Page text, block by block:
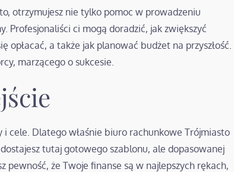
otrzymujesz nie tylko pomoc w prowadzeniu
Profesjonaliści ci mogą doradzić, jak zwiększyć
opłacać, a także jak planować budżet na przyszłość.
marzącego o sukcesie.
cele. Dlatego właśnie biuro rachunkowe Trójmiasto
tutaj gotowego szablonu, ale dopasowanej
że Twoje finanse są w najlepszych rękach,